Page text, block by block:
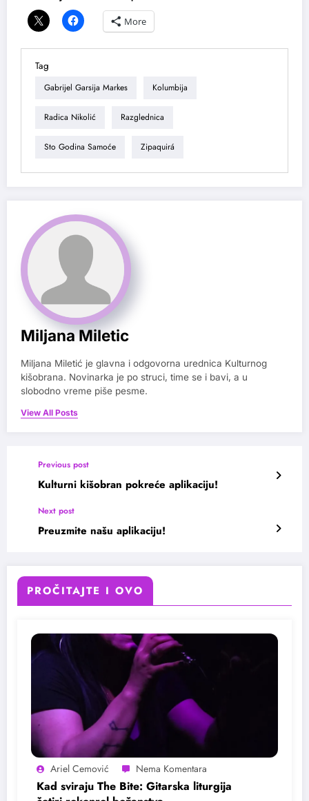
More
Tag
Gabrijel Garsija Markes Kolumbija
Radica Nikolić Razglednica
Sto Godina Samoće Zipaquirá
Miljana Miletic
Miljana Miletić je glavna i odgovorna urednica Kulturnog
kišobrana. Novinarka je po struci, time se i bavi, a u
slobodno vreme piše pesme.
View All Posts
Previous post
Kulturni kišobran pokreće aplikaciju!
Next post
Preuzmite našu aplikaciju!
PROČITAJTE I OVO
Ariel Cemović
Kad sviraju The Bite: Gitarska liturgija